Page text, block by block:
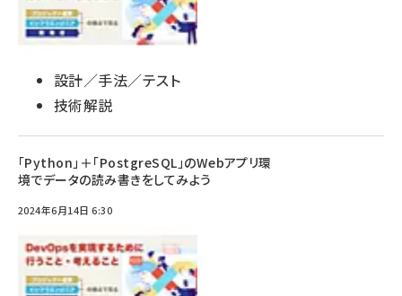
設計／手法／テスト
技術解説
「Python」＋「PostgreSQL」のWebアプリ環
境でデータの読み書きをしてみよう
2024年6月14日 6:30